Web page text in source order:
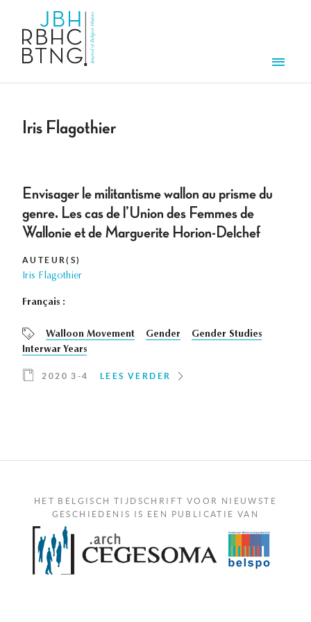
Iris Flagothier
Envisager le militantisme wallon au prisme du
genre. Les cas de l’Union des Femmes de
Wallonie et de Marguerite Horion-Delchef
AUTEUR(S)
Iris Flagothier
Français :
Walloon Movement Gender
Gender Studies
Interwar Years
2020 3-4 LEES VERDER
HET BELGISCH TIJDSCHRIFT VOOR NIEUWSTE
GESCHIEDENIS IS EEN PUBLICATIE VAN